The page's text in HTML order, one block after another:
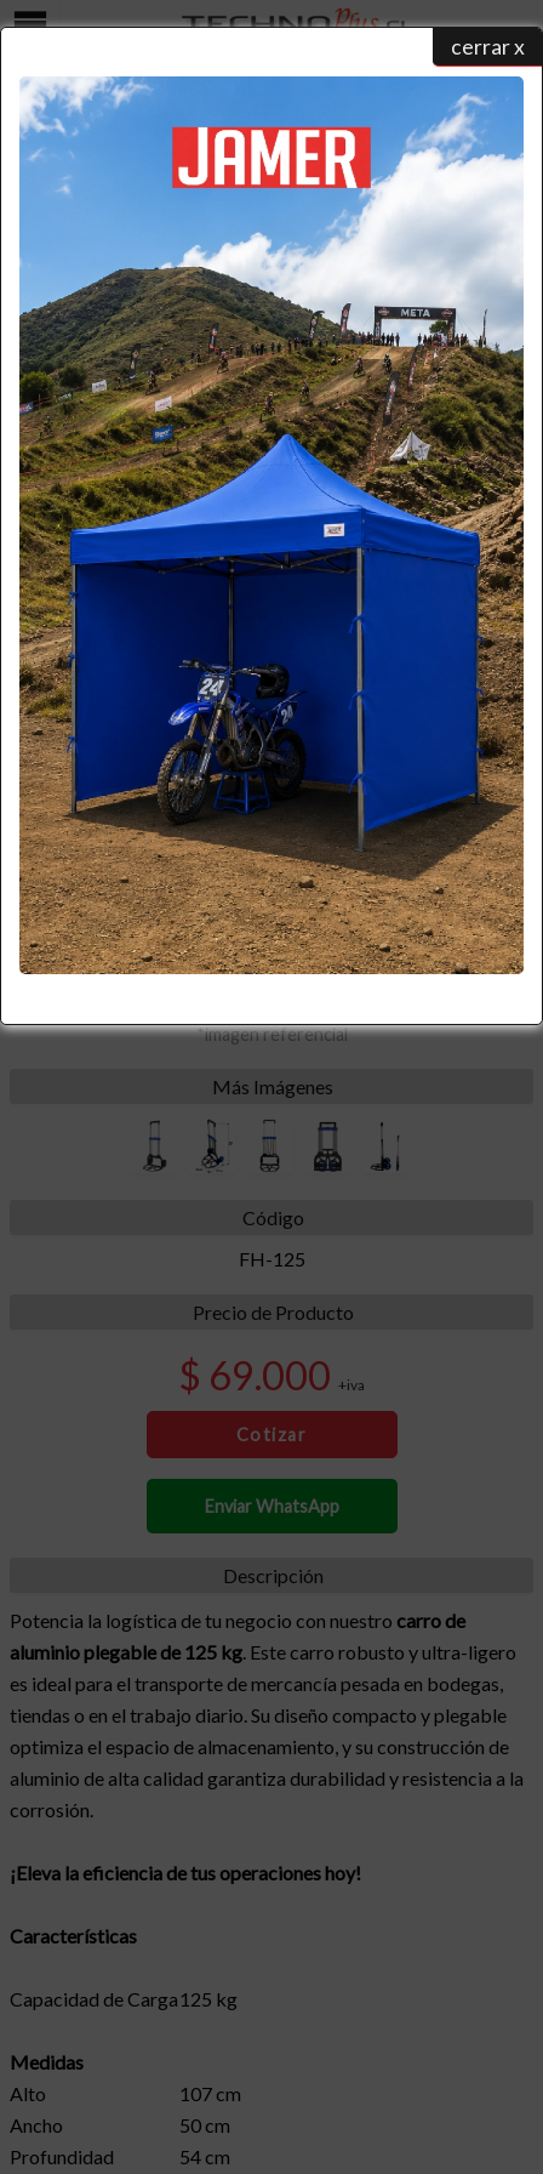
cerrar x
Carro de Aluminio Plegable para Carga Pesada (125 kg)
home/catálogo de productos/carros de aluminio carros plegables tipo yegua/ carro
aluminio plegable 125 kg
*imagen referencial
Más Imágenes
Código
FH-125
Precio de Producto
$ 69.000 +iva
Cotizar
Enviar WhatsApp
Descripción
Potencia la logística de tu negocio con nuestro carro de
aluminio plegable de 125 kg. Este carro robusto y ultra-ligero
es ideal para el transporte de mercancía pesada en bodegas,
tiendas o en el trabajo diario. Su diseño compacto y plegable
optimiza el espacio de almacenamiento, y su construcción de
aluminio de alta calidad garantiza durabilidad y resistencia a la
corrosión.
¡Eleva la eficiencia de tus operaciones hoy!
Características
Capacidad de Carga 125 kg
Medidas
Alto
107 cm
Ancho
50 cm
Profundidad
54 cm